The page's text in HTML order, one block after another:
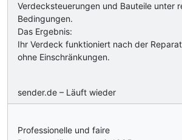
Verdecksteuerungen und Bauteile unter
Bedingungen.
Das Ergebnis:
Ihr Verdeck funktioniert nach der
ohne Einschränkungen.
sender.de – Läuft wieder
Professionelle und faire